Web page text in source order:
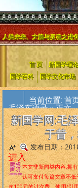
人类未来、大脑与灵魂之进
新国学网起始于1999年
国学网站之一，蜚声海
等)链接和引用，电脑
新国学网是新国学的创
，是中国首位且唯
统文化及其宗教的代表
新国学网一直倡导的口
深度范畴远超旧国学/
版权必读
道学入 道教人内丹修外丹阐养
首 页 新国学理
国学百科
国学文化市场
当前位置: 首
毛泽东语录» 正文
新国学网:毛
于昔
发布日期：
进入
本文非新闻类内容,拥
认可支付每篇文章不低
次100元的计次费。使用/引